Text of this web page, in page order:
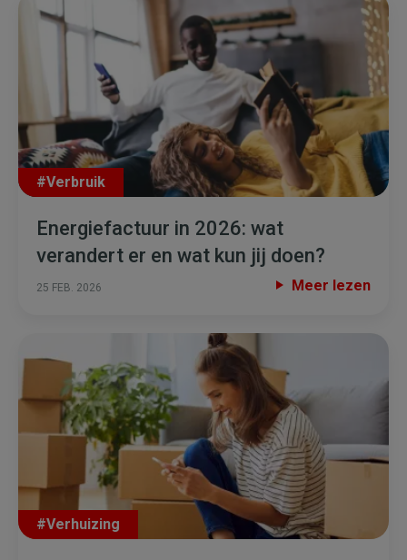
#Verbruik
Energiefactuur in 2026: wat
verandert er en wat kun jij doen?
25 FEB. 2026 Meer lezen
#Verhuizing